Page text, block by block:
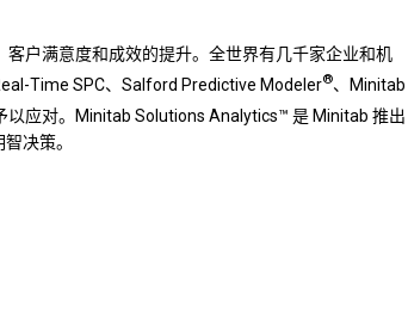
户满意度和成效的提升。全世界有几千家企业和机
Time SPC、Salford Predictive Modeler®、Minitab
以应对。Minitab Solutions Analytics™ 是 Minitab 推出
决策。